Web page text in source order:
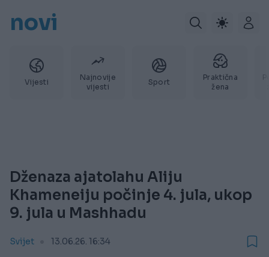
novi
Vijesti
Najnovije
vijesti
Sport
Praktična
žena
Dženaza ajatolahu Aliju
Khameneiju počinje 4. jula, ukop
9. jula u Mashhadu
Svijet 13.06.26. 16:34